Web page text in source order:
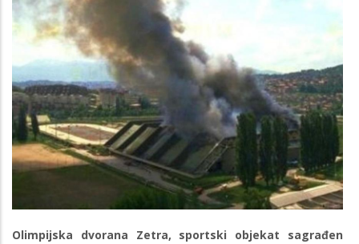
Olimpijska dvorana Zetra, sportski objekat sagrađen